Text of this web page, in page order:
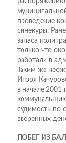
проведение
синекуры.
запаса
только что
работали в
Таким же
Игоря
в начале 2001
судимость по
вверенных
ПОБЕГ ИЗ